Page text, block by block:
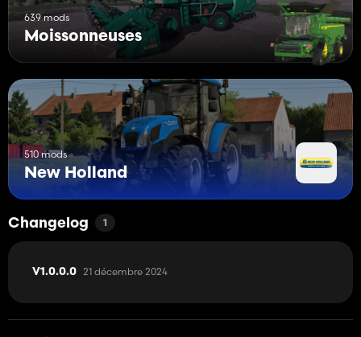
639 mods
Moissonneuses
510 mods
New Holland
Changelog 1
V1.0.0.0 21 décembre 2024